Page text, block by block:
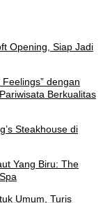
Opening, Siap Jadi
dengan
Berkualitas
Steakhouse di
Yang Biru: The
Umum, Turis